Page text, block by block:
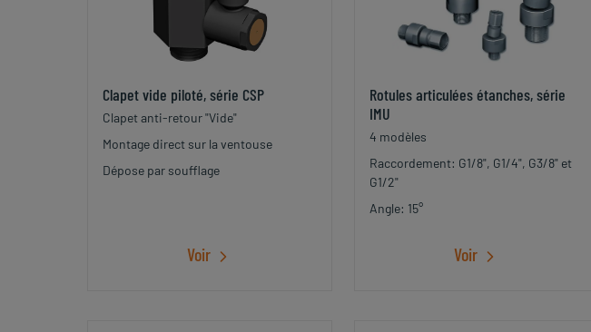
Clapet vide piloté, série CSP
Clapet anti-retour "Vide"
Montage direct sur la ventouse
Dépose par soufflage
Voir
Rotules articulées étanches, série
IMU
4 modèles
Raccordement: G1/8", G1/4", G3/8" et
G1/2"
Angle: 15°
Voir